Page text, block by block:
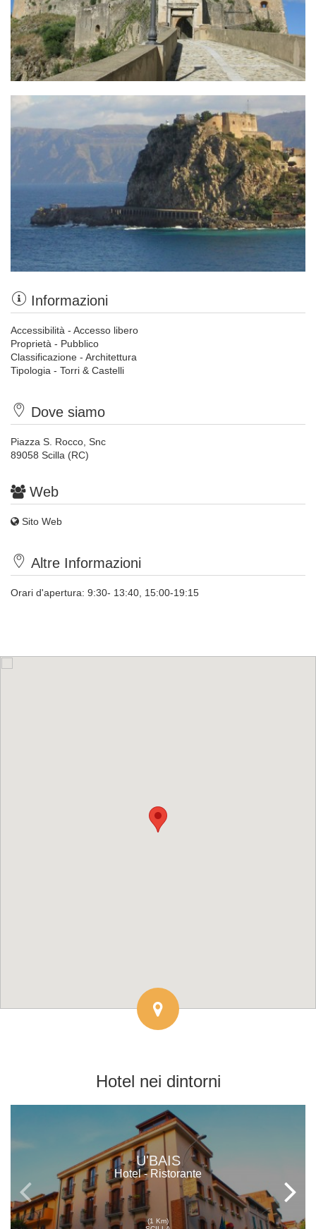
Informazioni
Accessibilità - Accesso libero
Proprietà - Pubblico
Classificazione - Architettura
Tipologia - Torri & Castelli
Dove siamo
Piazza S. Rocco, Snc
89058 Scilla (RC)
Web
Sito Web
Altre Informazioni
Orari d'apertura: 9:30- 13:40, 15:00-19:15
Hotel nei dintorni
U'BAIS
Hotel - Ristorante
(1 Km)